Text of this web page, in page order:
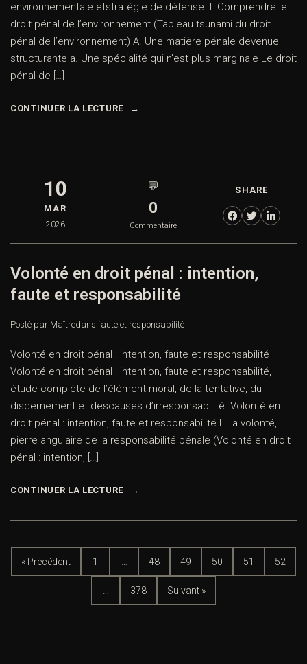
environnementale etstratégie de défense. I. Comprendre le
droit pénal de l’environnement (Tableau tsunami du droit
pénal de l’environnement) A. Une matière pénale devenue
structurante a. Une spécialité qui n’est plus marginale Le droit
pénal de […]
CONTINUER LA LECTURE
10
MAR
2026
💬
0
Commentaire
SHARE
Volonté en droit pénal : intention,
faute et responsabilité
Posté par Maîtredans faute et responsabilité
Volonté en droit pénal : intention, faute et responsabilité
Volonté en droit pénal : intention, faute et responsabilité,
étude complète de l’élément moral, de la tentative, du
discernement et descauses d’irresponsabilité. Volonté en
droit pénal : intention, faute et responsabilité I. La volonté,
pierre angulaire de la responsabilité pénale (Volonté en droit
pénal : intention, […]
CONTINUER LA LECTURE
« Précédent 1 48 49 50 51 52
378 Suivant »